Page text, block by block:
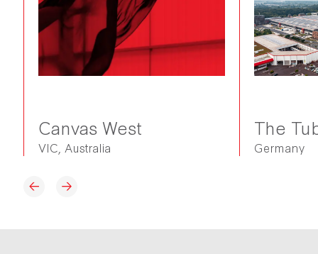
Canvas West
VIC, Australia
The
Germany